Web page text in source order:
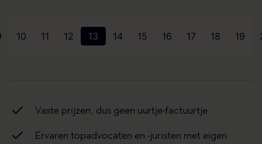
10 11 12 13 14 15 16 17 18 19
Vaste prijzen, dus geen uurtje-factuurtje
Ervaren topadvocaten en -juristen met eigen